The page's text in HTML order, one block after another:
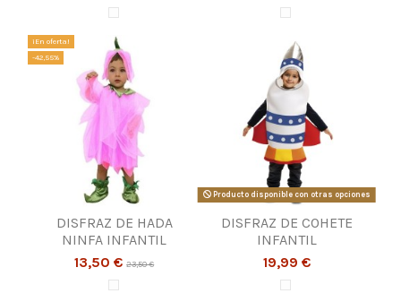
¡En oferta!
-42,55%
DISFRAZ DE HADA
NINFA INFANTIL
13,50 €23,50 €
Producto disponible con otras opciones
DISFRAZ DE COHETE
INFANTIL
19,99 €